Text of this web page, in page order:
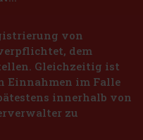
14.90 €
von
dem
Gleichzeitig ist
Einnahmen im Falle
innerhalb von
zu